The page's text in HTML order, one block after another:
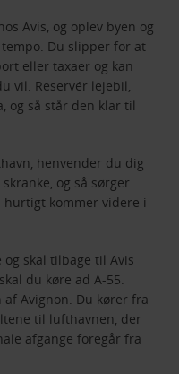
Avis, og oplev byen og
Du slipper for at
eller taxaer og kan
vil. Reservér lejebil,
og så står den klar til
henvender du dig
og så sørger
hurtigt kommer videre i
skal tilbage til Avis
du køre ad A-55.
Avignon. Du kører fra
til lufthavnen, der
afgange foregår fra